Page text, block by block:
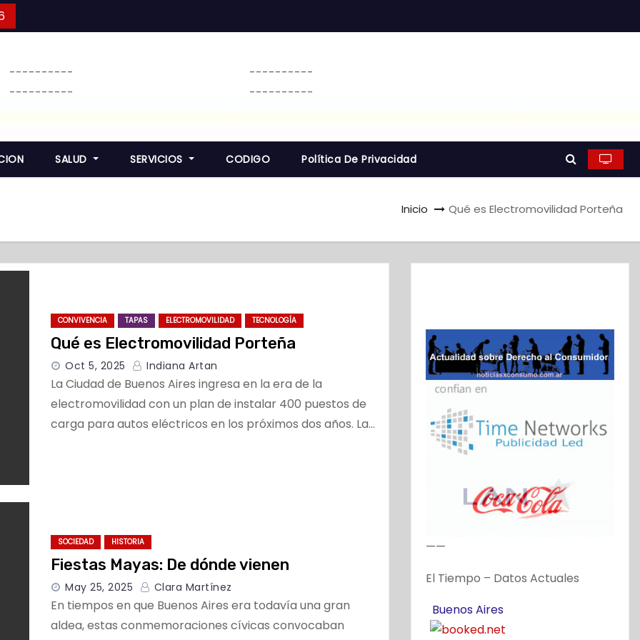
----------
----------
----------
----------
SALUD SERVICIOS CODIGO Política De Privacidad
Inicio Qué es Electromovilidad Porteña
CONVIVENCIA TAPAS ELECTROMOVILIDAD TECNOLOGÍA
Qué es Electromovilidad Porteña
Oct 5, 2025 Indiana Artan
La Ciudad de Buenos Aires ingresa en la era de la
electromovilidad con un plan de instalar 400 puestos de
carga para autos eléctricos en los próximos dos años. La…
SOCIEDAD HISTORIA
Fiestas Mayas: De dónde vienen
May 25, 2025 Clara Martínez
En tiempos en que Buenos Aires era todavía una gran
aldea, estas conmemoraciones cívicas convocaban
——
El Tiempo – Datos Actuales
Buenos Aires